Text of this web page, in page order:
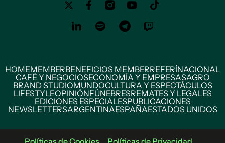
HOMEMEMBERBENEFICIOS MEMBERREFERÍNACIONAL
CAFÉ Y NEGOCIOSECONOMÍA Y EMPRESASAGRO
BRAND STUDIOMUNDOCULTURA Y ESPECTÁCULOS
LIFESTYLEOPINIÓNFÚNEBRESREMATES Y LEGALES
EDICIONES ESPECIALESPUBLICACIONES
NEWSLETTERSARGENTINAESPAÑAESTADOS UNIDOS